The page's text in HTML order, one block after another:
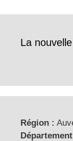
La
Région :